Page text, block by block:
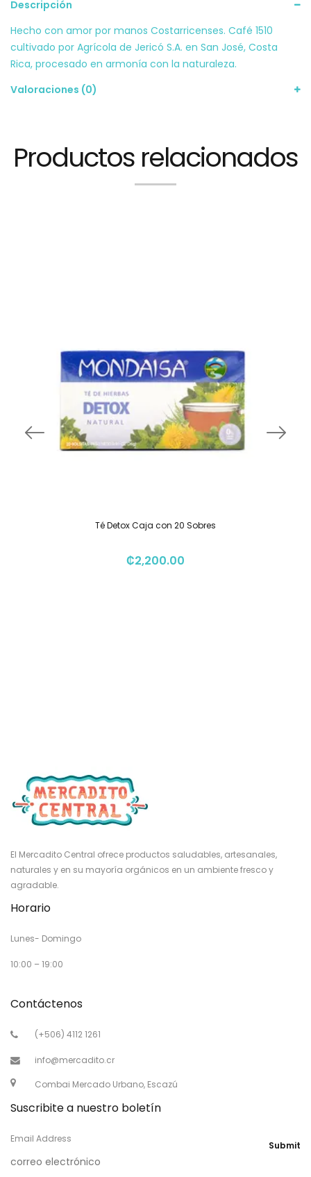
Descripción
Hecho con amor por manos Costarricenses. Café 1510
cultivado por Agrícola de Jericó S.A. en San José, Costa
Rica, procesado en armonía con la naturaleza.
Valoraciones (0)
Productos relacionados
Té Detox Caja con 20 Sobres
₡2,200.00
El Mercadito Central ofrece productos saludables, artesanales,
naturales y en su mayoría orgánicos en un ambiente fresco y
agradable.
Horario
Lunes- Domingo
10:00 – 19:00
Contáctenos
(+506) 4112 1261
info@mercadito.cr
Combai Mercado Urbano, Escazú
Suscribite a nuestro boletín
Email Address
Submit